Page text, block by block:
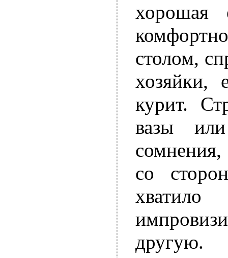
хорошая
столом,
хозяйки,
курит.
вазы
со
другую.